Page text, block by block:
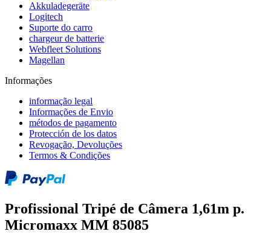
Akkuladegeräte
Logitech
Suporte do carro
chargeur de batterie
Webfleet Solutions
Magellan
Informações
informação legal
Informações de Envio
métodos de pagamento
Protección de los datos
Revogação, Devoluções
Termos & Condições
Profissional Tripé de Câmera 1,61m p.
Micromaxx MM 85085